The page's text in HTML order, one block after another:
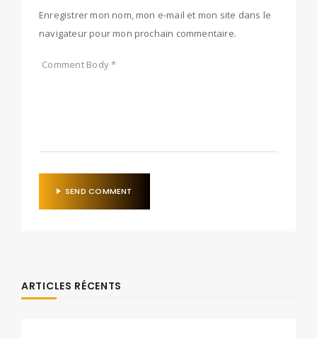
ARTICLES RÉCENTS
Enregistrer mon nom, mon e-mail et mon site dans le
navigateur pour mon prochain commentaire.
SEND COMMENT